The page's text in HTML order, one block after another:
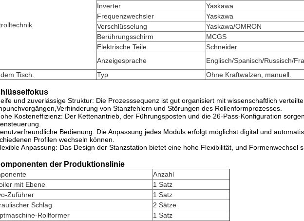
Inverter
Yaskawa
Frequenzwechsler
Yaskawa
Verschlüsselung
Yaskawa/OMRON
Berührungsschirm
MCGS
Elektrische Teile
Schneider
Anzeigesprache
Englisch/Spanisch/Russisch/
Tisch.
Typ Ohne Kraftwalzen, manuell.
und zuverlässige Struktur: Die Prozesssequenz ist gut organisiert mit wissenschaftlich
von Stanzfehlern und Störungen des Rollenformprozesses.
Kosteneffizienz: Der Kettenantrieb, der Führungsposten und die 26-Pass-Konfiguration
Bedienung: Die Anpassung jedes Moduls erfolgt möglichst digital und
Profilen wechseln können.
Anpassung: Das Design der Stanzstation bietet eine hohe Flexibilität, und Formenwechsel
der Produktionslinie
Anzahl
mit Ebene
1 Satz
Zuführer
1 Satz
Schlag
2 Sätze
Rollformer
1 Satz